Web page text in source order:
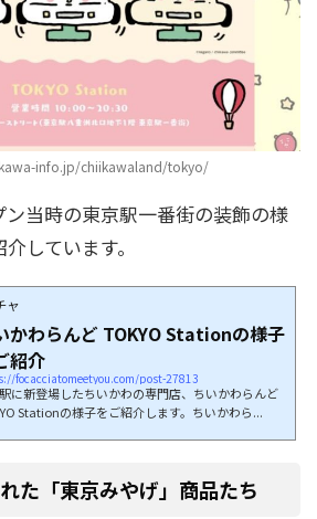
info.jp/chiikawaland/tokyo/
ン当時の東京駅一番街の装飾の様
しています。
ャ
かわらんど TOKYO Stationの様子
紹介
focacciatomeetyou.com/post-27813
に新登場したちいかわの専門店、ちいかわらんど
Stationの様子をご紹介します。ちいかわら...
た「東京みやげ」商品たち